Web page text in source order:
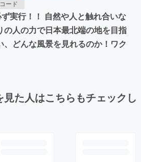
ード
実行！！ 自然や人と触れ合いな
の人の力で日本最北端の地を目指
、どんな風景を見れるのか！ワク
た人はこちらもチェックし